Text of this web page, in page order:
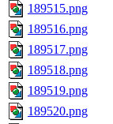
189515.png
189516.png
189517.png
189518.png
189519.png
189520.png